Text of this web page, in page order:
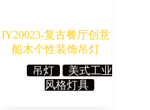
JY20023-复古餐厅创意
船木个性装饰吊灯
吊灯
美式工业
风格灯具